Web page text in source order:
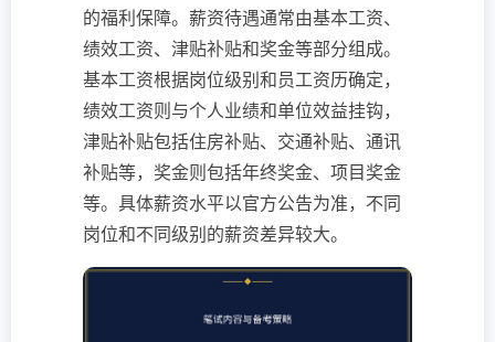
的福利保障。薪资待遇通常由基本工资、
绩效工资、津贴补贴和奖金等部分组成。
基本工资根据岗位级别和员工资历确定，
绩效工资则与个人业绩和单位效益挂钩，
津贴补贴包括住房补贴、交通补贴、通讯
补贴等，奖金则包括年终奖金、项目奖金
等。具体薪资水平以官方公告为准，不同
岗位和不同级别的薪资差异较大。